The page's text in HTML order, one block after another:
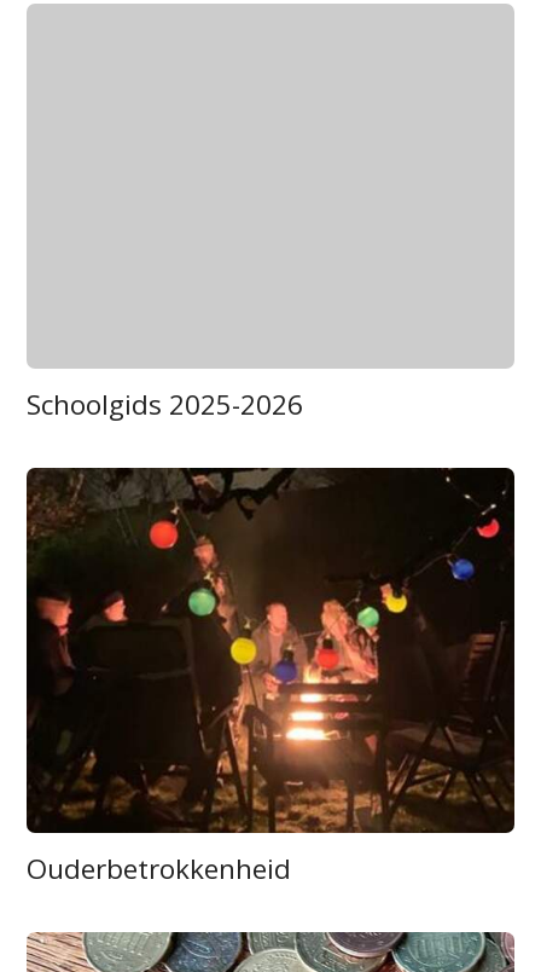
Schoolgids 2025-2026
Ouderbetrokkenheid